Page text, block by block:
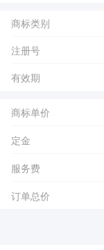
商标类别
注册号
有效期
商标单价
定金
服务费
订单总价